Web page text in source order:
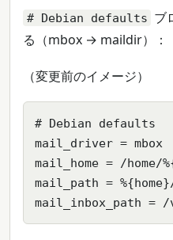
# Debian defaults ブ
る（mbox → maildir）：
（変更前のイメージ）
# Debian defaults
mail_driver = mbox
mail_home = /home/
mail_path =
mail_inbox_path =